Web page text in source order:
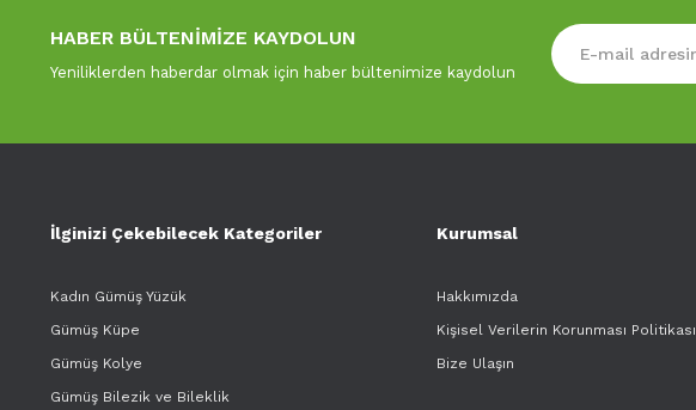
HABER BÜLTENİMİZE KAYDOLUN
Yeniliklerden haberdar olmak için haber bültenimize kaydolun
İlginizi Çekebilecek Kategoriler
Kadın Gümüş Yüzük
Gümüş Küpe
Gümüş Kolye
Gümüş Bilezik ve Bileklik
Kurumsal
Hakkımızda
Kişisel Verilerin Korunması Politikası
Bize Ulaşın